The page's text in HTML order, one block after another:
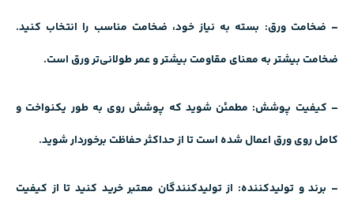
– ضخامت ورق: بسته به نیاز خود، ضخامت مناسب را انتخاب کنید.
ضخامت بیشتر به معنای مقاومت بیشتر و عمر طولانی‌تر ورق است.
– کیفیت پوشش: مطمئن شوید که پوشش روی به طور یکنواخت و
کامل روی ورق اعمال شده است تا از حداکثر حفاظت برخوردار شوید.
– برند و تولیدکننده: از تولیدکنندگان معتبر خرید کنید تا از کیفیت